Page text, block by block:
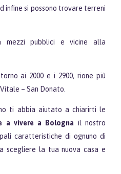
infine si possono trovare terreni
mezzi pubblici e vicine alla
ai 2000 e i 2900, rione più
– San Donato.
ti abbia aiutato a chiarirti le
a vivere a Bologna il nostro
caratteristiche di ognuno di
scegliere la tua nuova casa e